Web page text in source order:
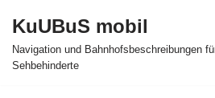
Zum
Inhalt
KuUBuS mobil
Navigation und Bahnhofsbeschreibungen
Sehbehinderte